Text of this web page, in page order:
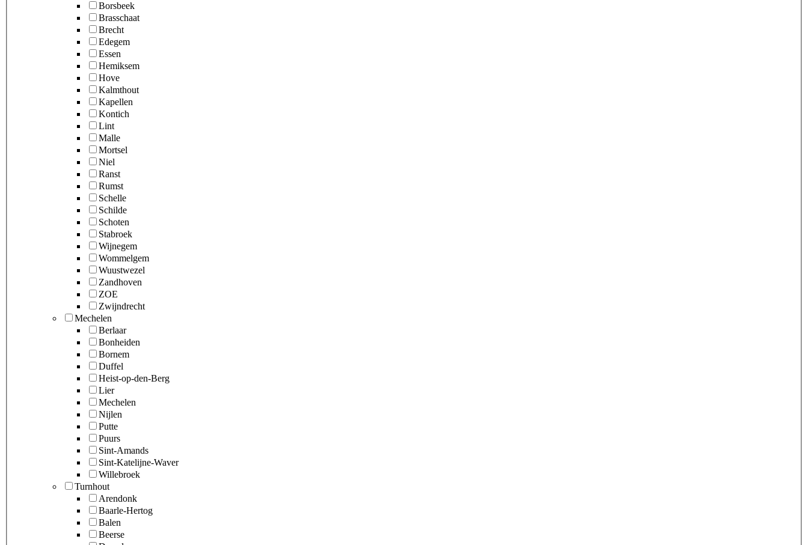
Borsbeek
Brasschaat
Brecht
Edegem
Essen
Hemiksem
Hove
Kalmthout
Kapellen
Kontich
Lint
Malle
Mortsel
Niel
Ranst
Rumst
Schelle
Schilde
Schoten
Stabroek
Wijnegem
Wommelgem
Wuustwezel
Zandhoven
ZOE
Zwijndrecht
Mechelen
Berlaar
Bonheiden
Bornem
Duffel
Heist-op-den-Berg
Lier
Mechelen
Nijlen
Putte
Puurs
Sint-Amands
Sint-Katelijne-Waver
Willebroek
Turnhout
Arendonk
Baarle-Hertog
Balen
Beerse